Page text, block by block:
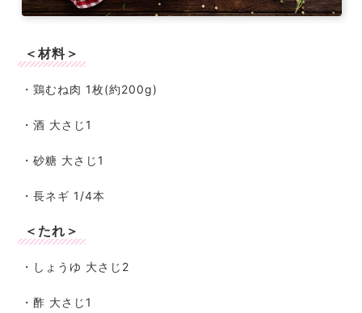
＜材料＞
・鶏むね肉 1枚(約200g)
・酒 大さじ1
・砂糖 大さじ1
・長ネギ 1/4本
＜たれ＞
・しょうゆ 大さじ2
・酢 大さじ1